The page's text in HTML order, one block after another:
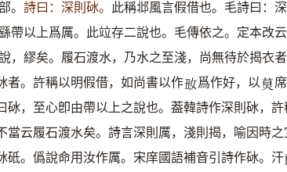
。 詩曰：深則砅。 此稱邶風言假借也。毛詩曰：
帶以上爲厲。此竝存二說也。毛傳依之。定本改
，繆矣。履石渡水，乃水之至淺，尚無待於揭衣
者。許稱以明假借，如尚書以作𡚽 爲作好，以𤊾
砅，至心卽由帶以上之說也。葢韓詩作深則砅，
當云履石渡水矣。詩言深則厲，淺則揭，喻因時之
砥。僞說命用汝作厲。宋庠國語補音引詩作砅。汗